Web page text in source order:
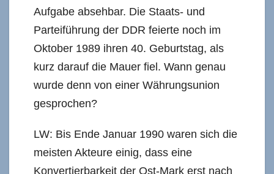
Aufgabe absehbar. Die Staats- und
Parteiführung der DDR feierte noch im
Oktober 1989 ihren 40. Geburtstag, als
kurz darauf die Mauer fiel. Wann genau
wurde denn von einer Währungsunion
gesprochen?
LW: Bis Ende Januar 1990 waren sich die
meisten Akteure einig, dass eine
Konvertierbarkeit der Ost-Mark erst nach